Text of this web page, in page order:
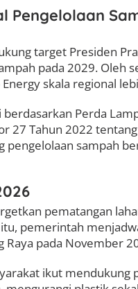
Pengelolaan
target Presiden
pada 2029. Oleh
skala regional
Perda
27 Tahun 2022 tentang
sampah
pematangan
pemerintah
Raya pada November
ikut mendukung